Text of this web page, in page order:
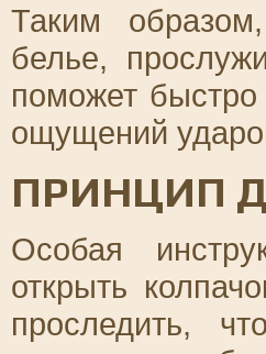
Таким
белье,
поможет
ощущений
ПРИНЦИП
Особая
открыть
проследить,